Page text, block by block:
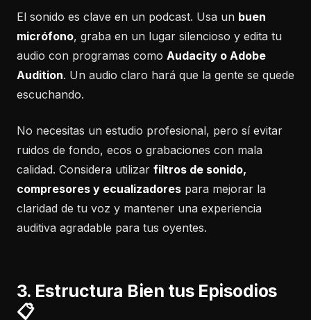
El sonido es clave en un podcast. Usa un buen
micrófono, graba en un lugar silencioso y edita tu
audio con programas como Audacity o Adobe
Audition. Un audio claro hará que la gente se quede
escuchando.
No necesitas un estudio profesional, pero sí evitar
ruidos de fondo, ecos o grabaciones con mala
calidad. Considera utilizar filtros de sonido,
compresores y ecualizadores para mejorar la
claridad de tu voz y mantener una experiencia
auditiva agradable para tus oyentes.
3. Estructura Bien tus Episodios
📋